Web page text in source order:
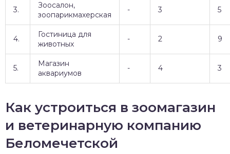
3.
Зоосалон,
зоопарикмахерская
- 3 5
4.
Гостиница для
животных
- 2 9
5.
Магазин
аквариумов
- 4 3
Как устроиться в зоомагазин
и ветеринарную компанию
Беломечетской